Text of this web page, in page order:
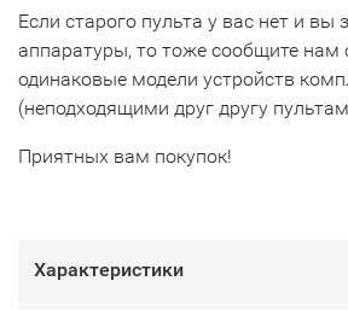
Если старого пульта у вас нет и вы
аппаратуры, то тоже сообщите нам
одинаковые модели устройств
(неподходящими друг другу
Приятных вам покупок!
Характеристики